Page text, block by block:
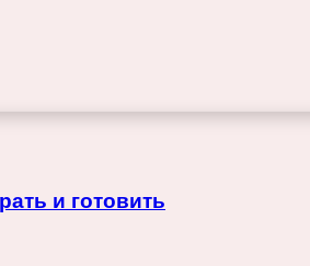
и готовить